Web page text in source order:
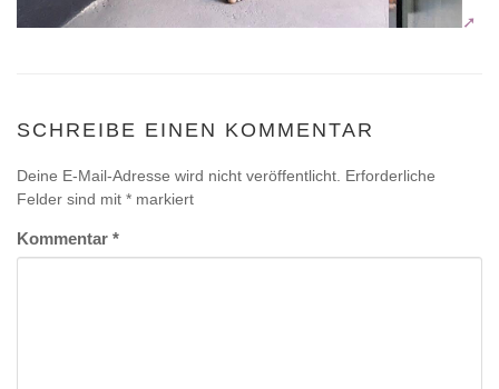
SCHREIBE EINEN KOMMENTAR
Deine E-Mail-Adresse wird nicht veröffentlicht. Erforderliche
Felder sind mit * markiert
Kommentar *